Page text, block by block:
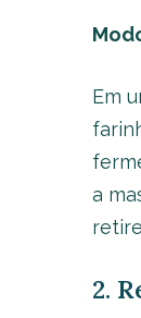
Em
a
2.